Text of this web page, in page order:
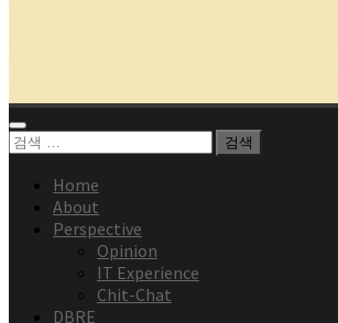
검
Home
About
Perspective
Opinion
IT Experience
Chit-Chat
DBRE